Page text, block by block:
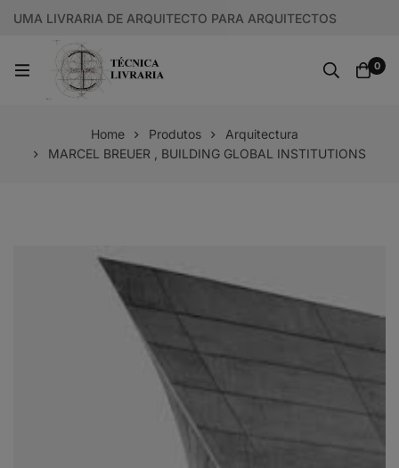
UMA LIVRARIA DE ARQUITECTO PARA ARQUITECTOS
0
Home Produtos
Arquitectura
MARCEL BREUER , BUILDING GLOBAL INSTITUTIONS